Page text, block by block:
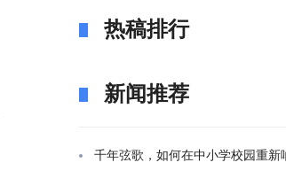
热稿排行
新闻推荐